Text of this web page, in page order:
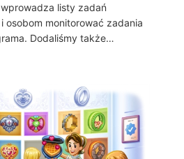
listy zadań
osobom monitorować zadania
Dodaliśmy także…